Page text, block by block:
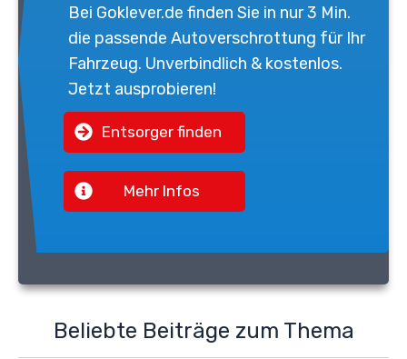
Bei Goklever.de finden Sie in nur 3 Min.
die passende Autoverschrottung für Ihr
Fahrzeug. Unverbindlich & kostenlos.
Jetzt ausprobieren!
Entsorger finden
Mehr Infos
Beliebte Beiträge zum Thema